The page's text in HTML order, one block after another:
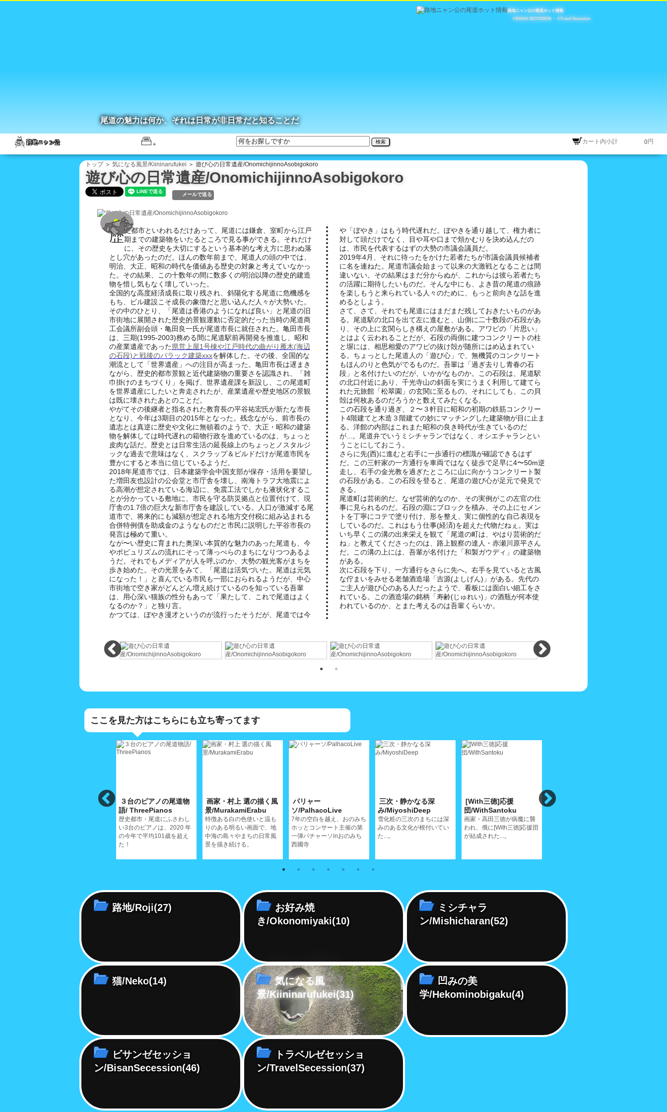
路地ニャン公の尾道ホット情報
©BISAN SECESSION
・ ©Travel Secession
検索 カート内小計 円
尾道の魅力は何か、それは日常が非日常だと知ることだ
トップ＞ 気になる風景/Kiininarufukei ＞ 遊び心の日常遺産/OnomichijinnoAsobigokoro
遊び心の日常遺産/OnomichijinnoAsobigokoro
メールで送る
歴史都市といわれるだけあって、尾道には鎌倉、室町から江戸
期までの建築物をいたるところで見る事ができる。それだけ
に、その歴史を大切にするという基本的な考え方に思わぬ落
とし穴があったのだ。ほんの数年前まで、尾道人の頭の中では、
明治、大正、昭和の時代を価値ある歴史の対象と考えていなかっ
た。その結果、この十数年の間に数多くの明治以降の歴史的建造
物を惜し気もなく壊していった。
全国的な高度経済成長に取り残され、斜陽化する尾道に危機感を
もち、ビル建設こそ成長の象徴だと思い込んだ人々が大勢いた。
その中のひとり、「尾道は香港のようになれば良い」と尾道の旧
市街地に展開された歴史的景観運動に否定的だった当時の尾道商
工会議所副会頭・亀田良一氏が尾道市長に就任された。亀田市長
は、三期(1995-2003)務める間に尾道駅前再開発を推進し、昭和
の産業遺産であった県営上屋1号棟や江戸時代の曲がり雁木(海辺
の石段)と戦後のバラック建築xxxを解体した。その後、全国的な
潮流として「世界遺産」への注目が高まった。亀田市長は遅まき
ながら、歴史的都市景観と近代建築物の重要さを認識され、「雑
巾掛けのまちづくり」を掲げ、世界遺産課を新設し、この尾道町
を世界遺産にしたいと奔走されたが、産業遺産や歴史地区の景観
は既に壊されたあとのことだ。
やがてその後継者と指名された教育長の平谷祐宏氏が新たな市長
となり、今年は3期目の2015年となった。残念ながら、前市長の
遺志とは真逆に歴史や文化に無頓着のようで、大正・昭和の建築
物を解体しては時代遅れの箱物行政を進めているのは、ちょっと
皮肉な話だ。歴史とは日常生活の延長線上のちょっとノスタルジ
ックな過去で意味はなく、スクラップ＆ビルドだけが尾道市民を
豊かにすると本当に信じているようだ。
2018年尾道市では、日本建築学会中国支部が保存・活用を要望し
た増田友也設計の公会堂と市庁舎を壊し、南海トラフ大地震によ
る高潮が想定されている海辺に、免震工法でしかも液状化するこ
とが分かっている敷地に、市民を守る防災拠点と位置付けて、現
庁舎の1.7倍の巨大な新市庁舎を建設している。人口が激減する尾
道市で、将来的にも減額が想定される地方交付税に組み込まれる
合併特例債を助成金のようなものだと市民に説明した平谷市長の
発言は極めて重い。
なが〜い歴史に育まれた奥深い本質的な魅力のあった尾道も、今
やポピュリズムの流れにそって薄っぺらのまちになりつつあるよ
うだ。それでもメディアが人を呼ぶのか、大勢の観光客がまちを
歩き始めた。その光景をみて、「尾道は活気づいた。尾道は元気
になった！」と喜んでいる市民も一部におられるようだが、中心
市街地で空き家がどんどん増え続けているのを知っている吾輩
は、用心深い猫族の性分もあって「果たして、これで尾道はよく
なるのか？」と独り言。
かつては、ぼやき漫才というのが流行ったそうだが、尾道では今
や「ぼやき」はもう時代遅れだ。ぼやきを通り越して、権力者に
対して頭だけでなく、目や耳や口まで頬かむりを決め込んだの
は、市民を代表するはずの大勢の市議会議員だ。
2019年4月、それに待ったをかけた若者たちが市議会議員候補者
に名を連ねた。尾道市議会始まって以来の大激戦となることは間
違いない。その結果はまだ分からぬが、これからは彼ら若者たち
の活躍に期待したいものだ。そんな中にも、よき昔の尾道の痕跡
を楽しもうと来られている人々のために、もっと前向きな話を進
めるとしよう。
さて、さて、それでも尾道にはまだまだ残しておきたいものがあ
る。尾道駅の北口を出て左に進むと、山側に二十数段の石段があ
り、その上に玄関らしき構えの屋敷がある。アワビの「片思い」
とはよく云われることだが、石段の両側に建つコンクリートの柱
と塀には、相思相愛のアワビの抜け殻が随所にはめ込まれてい
る。ちょっとした尾道人の「遊び心」で、無機質のコンクリート
もほんのりと色気がでるものだ。吾輩は「過ぎ去りし青春の石
段」と名付けたいのだが、いかがなものか。この石段は、尾道駅
の北口付近にあり、千光寺山の斜面を実にうまく利用して建てら
れた元旅館「松翠園」の玄関に至るもの。それにしても、この貝
殻は何枚あるのだろうかと数えてみたくなる。
この石段を通り過ぎ、２〜３軒目に昭和の初期の鉄筋コンクリー
ト4階建てと木造３階建ての妙にマッチングした建築物が目に止ま
る。洋館の内部はこれまた昭和の良き時代が生きているのだ
が...。尾道弁でいうミシチャランではなく、オシエチャランとい
うことにしておこう。
さらに先(西)に進むと右手に一歩通行の標識が確認できるはず
だ。この三軒家の一方通行を車両ではなく徒歩で足早に4〜50m逆
走し、右手の金光教を過ぎたところに山に向かうコンクリート製
の石段がある。この石段を登ると、尾道の遊び心が足元で発見で
きる。
尾道町は芸術的だ。なぜ芸術的なのか、その実例がこの左官の仕
事に見られるのだ。石段の淵にブロックを積み、その上にセメン
トを丁寧にコテで塗り付け、形を整え、実に個性的な自己表現を
しているのだ。これはもう仕事(経済)を超えた代物だねぇ。実は
いち早くこの溝の出来栄えを観て「尾道の町は、やはり芸術的だ
ね」と教えてくださったのは、路上観察の達人・赤瀬川原平さん
だ。この溝の上には、吾輩が名付けた「和製ガウディ」の建築物
がある。
次に石段を下り、一方通行をさらに先へ。右手を見ていると古風
な佇まいをみせる老舗酒造場「吉源(よしげん)」がある。先代の
ご主人が遊び心のある人だったようで、看板には面白い細工をさ
れている。この酒造場の銘柄「寿齢(じゅれい)」の酒瓶が何本使
われているのか、とまた考えるのは吾輩くらいか。
ここを見た方はこちらにも立ち寄ってます
西郷寺/SaigojiTemple
３台のピアノの尾道物
語/ ThreePianos
歴史都市・尾道にふさわし
い3台のピアノは、2020 年
の今年で平均101歳を超え
た！
画家・村上 選の描く風
景/MurakamiErabu
特徴ある白の色使いと温も
りのある明るい画面で、地
中海の島々やまちの日常風
景を描き続ける。
パリャー
ソ/PalhacoLive
7年の空白を越え、おのみち
ホッとコンサート主催の第
一弾パチャーソinおのみち
西國寺
三次・静かなる深
み/MiyoshiDeep
雪化粧の三次のまちには深
みのある文化が根付いてい
た...。
[With三徳]応援
団/WithSantoku
画家・高田三徳が病魔に襲
われ、俄に[With三徳]応援団
が結成された...。
イリーナメジューエワ
路地/Roji(27)
お好み焼
き/Okonomiyaki(10)
ミシチャラ
ン/Mishicharan(52)
猫/Neko(14)
気になる風
景/Kiininarufukei(31)
凹みの美
学/Hekominobigaku(4)
ビサンゼセッショ
ン/BisanSecession(46)
トラベルゼセッショ
ン/TravelSecession(37)